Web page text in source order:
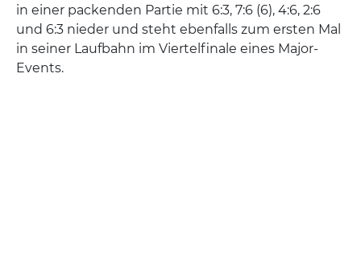
in einer packenden Partie mit 6:3, 7:6 (6), 4:6, 2:6
und 6:3 nieder und steht ebenfalls zum ersten Mal
in seiner Laufbahn im Viertelfinale eines Major-
Events.